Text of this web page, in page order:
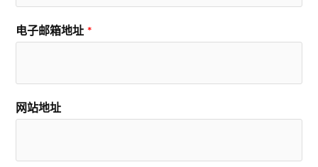
电子邮箱地址 *
网站地址